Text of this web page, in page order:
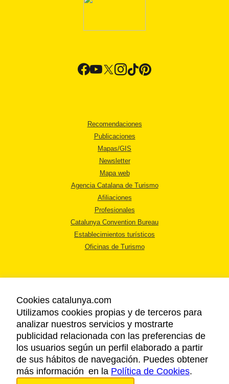
Recomendaciones
Publicaciones
Mapas/GIS
Newsletter
Mapa web
Agencia Catalana de Turismo
Afiliaciones
Profesionales
Catalunya Convention Bureau
Establecimientos turísticos
Oficinas de Turismo
AVISO LEGAL
POLÍTICA DE PRIVACIDAD
COOKIES
ACCESSIBILIDAD
Cookies catalunya.com
Utilizamos cookies propias y de terceros para
analizar nuestros servicios y mostrarte
publicidad relacionada con las preferencias de
los usuarios según un perfil elaborado a partir
de sus hábitos de navegación. Puedes obtener
más información en la Política de Cookies.